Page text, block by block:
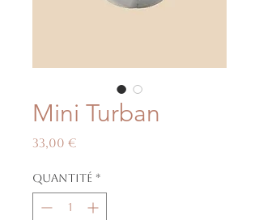
Mini Turban
33,00 €
Quantité *